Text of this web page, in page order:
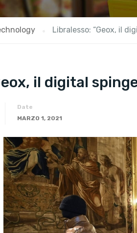
Libralesso: “Geox, il
il digital
Date
MARZO 1, 2021